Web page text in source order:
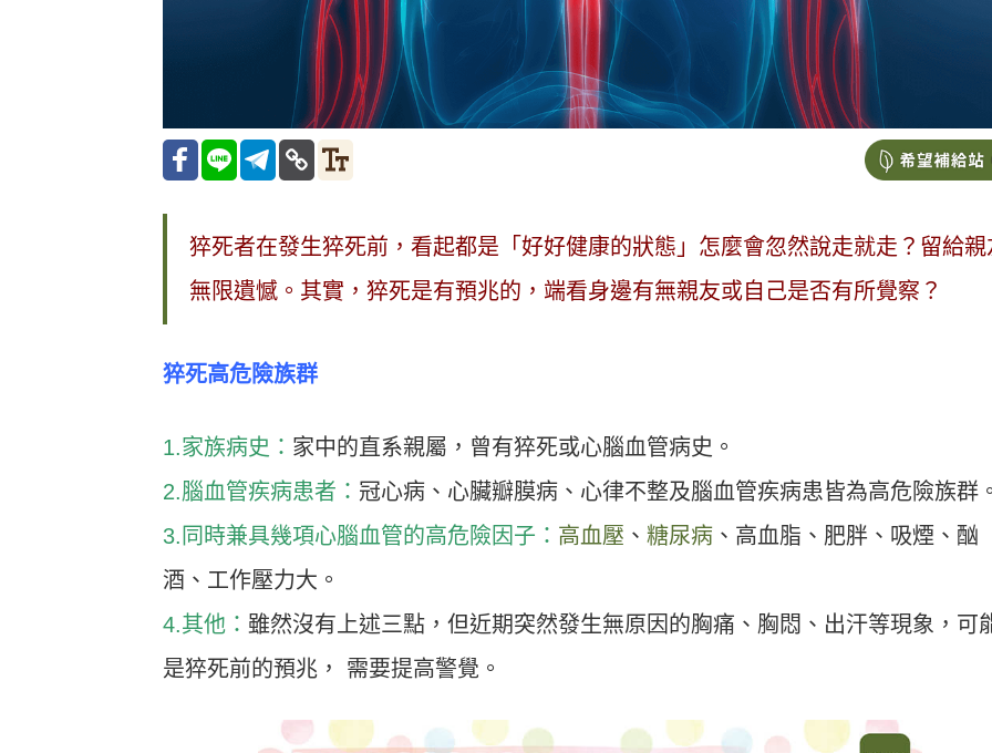
猝死者在發生猝死前，看起都是「好好健康的狀態」怎麼會忽然說走就走？留給親
無限遺憾。其實，猝死是有預兆的，端看身邊有無親友或自己是否有所覺察？
猝死高危險族群
1.家族病史： 家中的直系親屬，曾有猝死或心腦血管病史。
2.腦血管疾病患者： 冠心病、心臟瓣膜病、心律不整及腦血管疾病患皆為高危險族群
3.同時兼具幾項心腦血管的高危險因子： 高血壓 、 糖尿病 、高血脂、肥胖、吸煙、酗
酒、工作壓力大。
4.其他： 雖然沒有上述三點，但近期突然發生無原因的胸痛、胸悶、出汗等現象，可
是猝死前的預兆， 需要提高警覺。